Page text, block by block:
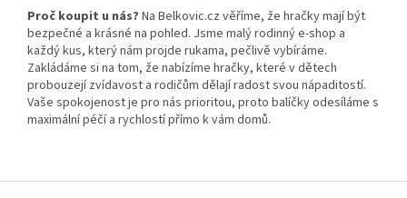
Proč koupit u nás? Na Belkovic.cz věříme, že hračky mají být
bezpečné a krásné na pohled. Jsme malý rodinný e-shop a
každý kus, který nám projde rukama, pečlivě vybíráme.
Zakládáme si na tom, že nabízíme hračky, které v dětech
probouzejí zvídavost a rodičům dělají radost svou nápaditostí.
Vaše spokojenost je pro nás prioritou, proto balíčky odesíláme s
maximální péčí a rychlostí přímo k vám domů.